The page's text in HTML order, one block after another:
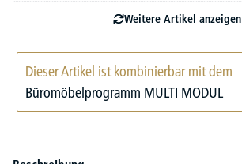
Weitere Artikel anzeigen
Dieser Artikel ist kombinierbar mit dem
Büromöbelprogramm MULTI MODUL